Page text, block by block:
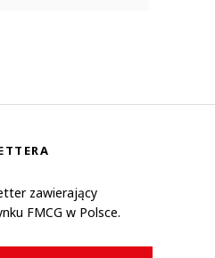
zawierający
FMCG w Polsce.